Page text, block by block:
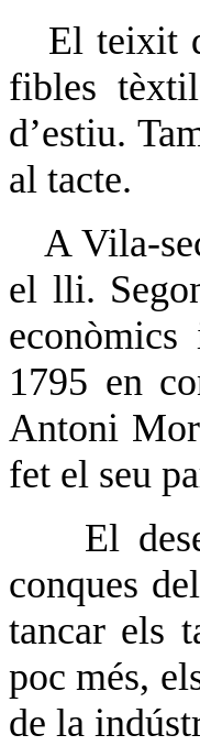
El teixit
fibles
d’estiu.
al tacte.
A Vila-
el lli.
1795 en
Antoni
fet el seu
El
conques
tancar els
poc més,
de la